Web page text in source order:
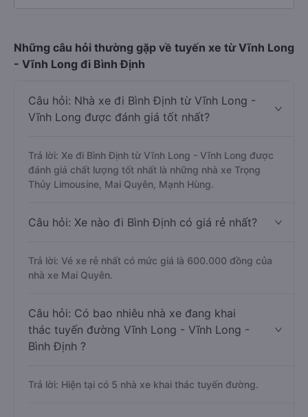
Những câu hỏi thường gặp về tuyến xe từ Vĩnh Long
- Vĩnh Long đi Bình Định
Câu hỏi: Nhà xe đi Bình Định từ Vĩnh Long -
Vĩnh Long được đánh giá tốt nhất?
Trả lời: Xe đi Bình Định từ Vĩnh Long - Vĩnh Long được
đánh giá chất lượng tốt nhất là những nhà xe Trọng
Thủy Limousine, Mai Quyên, Mạnh Hùng.
Câu hỏi: Xe nào đi Bình Định có giá rẻ nhất?
Trả lời: Vé xe rẻ nhất có mức giá là 600.000 đồng của
nhà xe Mai Quyên.
Câu hỏi: Có bao nhiêu nhà xe đang khai
thác tuyến đường Vĩnh Long - Vĩnh Long -
Bình Định ?
Trả lời: Hiện tại có 5 nhà xe khai thác tuyến đường.